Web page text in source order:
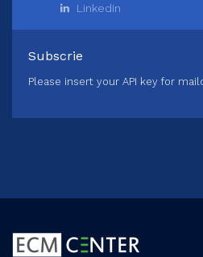
Linkedin
Subscrie
Please insert your API key for